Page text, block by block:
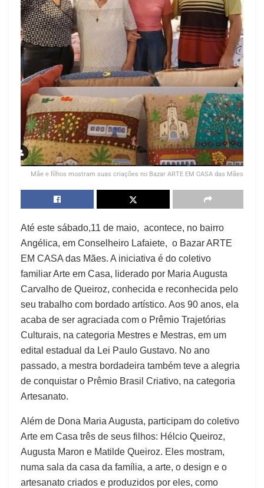
Mãe e filhos mostram suas criações no Bazar ARTE EM CASA das Mães
Até este sábado,11 de maio, acontece, no bairro
Angélica, em Conselheiro Lafaiete, o Bazar ARTE
EM CASA das Mães. A iniciativa é do coletivo
familiar Arte em Casa, liderado por Maria Augusta
Carvalho de Queiroz, conhecida e reconhecida pelo
seu trabalho com bordado artístico. Aos 90 anos, ela
acaba de ser agraciada com o Prêmio Trajetórias
Culturais, na categoria Mestres e Mestras, em um
edital estadual da Lei Paulo Gustavo. No ano
passado, a mestra bordadeira também teve a alegria
de conquistar o Prêmio Brasil Criativo, na categoria
Artesanato.
Além de Dona Maria Augusta, participam do coletivo
Arte em Casa três de seus filhos: Hélcio Queiroz,
Augusta Maron e Matilde Queiroz. Eles mostram,
numa sala da casa da família, a arte, o design e o
artesanato criados e produzidos por eles, como